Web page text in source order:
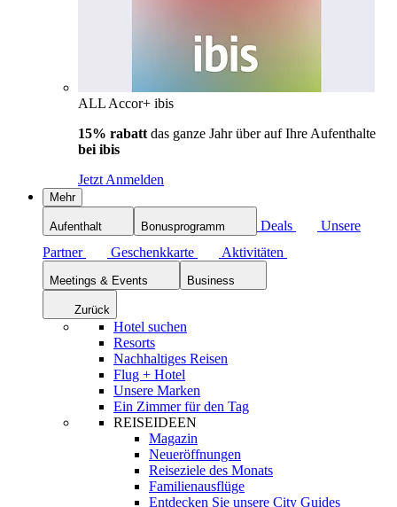
ALL Accor+ ibis
15% rabatt das ganze Jahr über auf Ihre Aufenthalte
bei ibis
Jetzt Anmelden
Mehr
Aufenthalt Bonusprogramm Deals
Unsere
Partner
Geschenkkarte Aktivitäten
Meetings & Events Business
Zurück
Hotel suchen
Resorts
Nachhaltiges Reisen
Flug + Hotel
Unsere Marken
Ein Zimmer für den Tag
REISEIDEEN
Magazin
Neueröffnungen
Reiseziele des Monats
Familienausflüge
Entdecken Sie unsere City Guides